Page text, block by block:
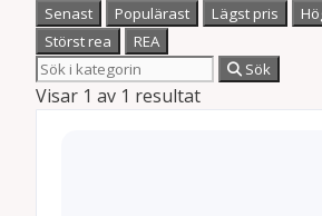
Senast Populärast Lägst pris
Störst rea
REA
Sök
Visar 1 av 1 resultat